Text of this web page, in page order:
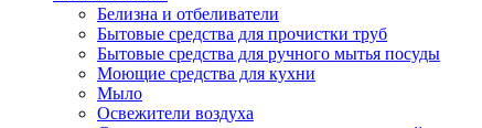
Белизна и отбеливатели
Бытовые средства для прочистки труб
Бытовые средства для ручного мытья посуды
Моющие средства для кухни
Мыло
Освежители воздуха